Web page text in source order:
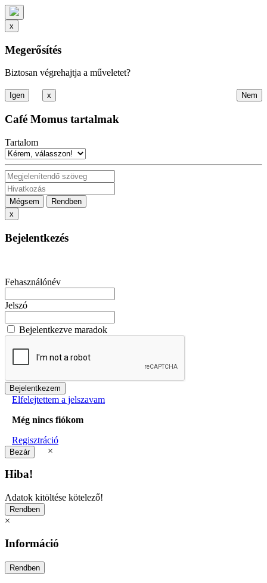
x
Megerősítés
Biztosan végrehajtja a műveletet?
x
Café Momus tartalmak
Tartalom
Mégsem
Rendben
x
Bejelentkezés
Fehasználónév
Jelszó
Bejelentkezve maradok
Elfelejtettem a jelszavam
Még nincs fiókom
Regisztráció
×
Hiba!
Adatok kitöltése kötelező!
×
Információ